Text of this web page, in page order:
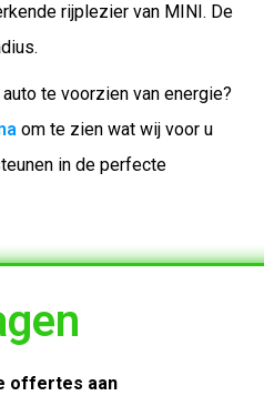
rijplezier van MINI. De
te voorzien van energie?
om te zien wat wij voor u
in de perfecte
offertes aan